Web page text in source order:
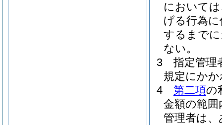
において
げる行為
するまで
ない。
3
指定管理
規定にか
4
第二項の
金額の範
管理者は